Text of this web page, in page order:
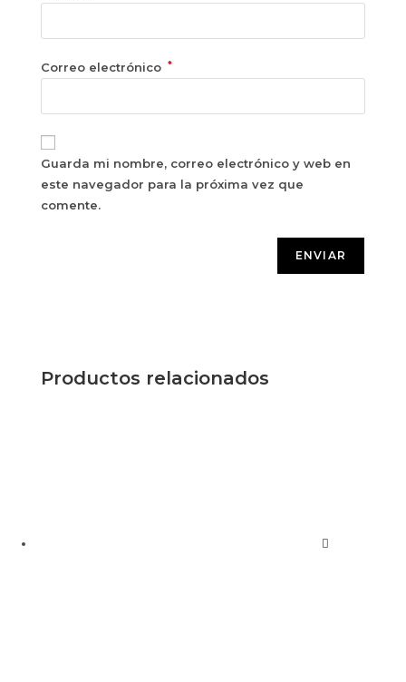
Correo electrónico *
Guarda mi nombre, correo electrónico y web en
este navegador para la próxima vez que
comente.
Productos relacionados